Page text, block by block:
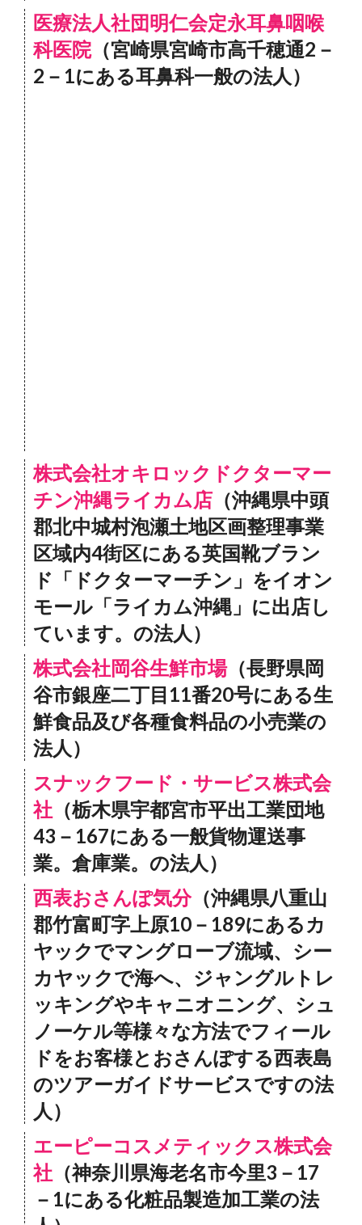
医療法人社団明仁会定永耳鼻咽喉
科医院（宮崎県宮崎市高千穂通2－
2－1にある耳鼻科一般の法人）
株式会社オキロックドクターマー
チン沖縄ライカム店 （沖縄県中頭
郡北中城村泡瀬土地区画整理事業
区域内4街区にある英国靴ブラン
ド「ドクターマーチン」をイオン
モール「ライカム沖縄」に出店し
ています。の法人）
株式会社岡谷生鮮市場（長野県岡
谷市銀座二丁目11番20号にある生
鮮食品及び各種食料品の小売業の
法人）
スナックフード・サービス株式会
社 （栃木県宇都宮市平出工業団地
43－167にある一般貨物運送事
業。倉庫業。の法人）
西表おさんぽ気分（沖縄県八重山
郡竹富町字上原10－189にあるカ
ヤックでマングローブ流域、シー
カヤックで海へ、ジャングルトレ
ッキングやキャニオニング、シュ
ノーケル等様々な方法でフィール
ドをお客様とおさんぽする西表島
のツアーガイドサービスですの法
人）
エーピーコスメティックス株式会
社 （神奈川県海老名市今里3－17
－1にある化粧品製造加工業の法